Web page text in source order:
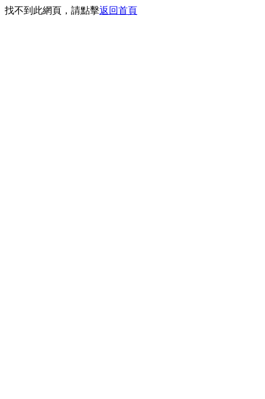
找不到此網頁，請點擊返回首頁